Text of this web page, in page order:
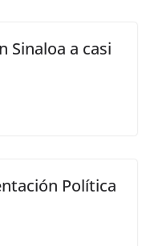
Sinaloa a casi
Política